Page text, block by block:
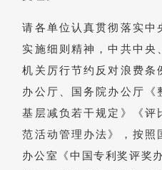
请各单位认真贯彻落实中
实施细则精神，中共中央
机关厉行节约反对浪费条
办公厅、国务院办公厅《
基层减负若干规定》《评
范活动管理办法》，按照
办公室《中国专利奖评奖